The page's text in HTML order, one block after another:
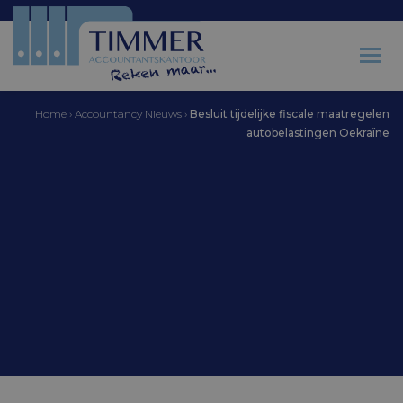
Home › Accountancy Nieuws › Besluit tijdelijke fiscale maatregelen
autobelastingen Oekraïne